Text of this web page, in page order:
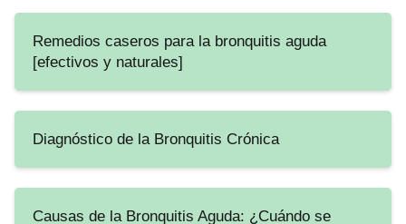
Remedios caseros para la bronquitis aguda
[efectivos y naturales]
Diagnóstico de la Bronquitis Crónica
Causas de la Bronquitis Aguda: ¿Cuándo se